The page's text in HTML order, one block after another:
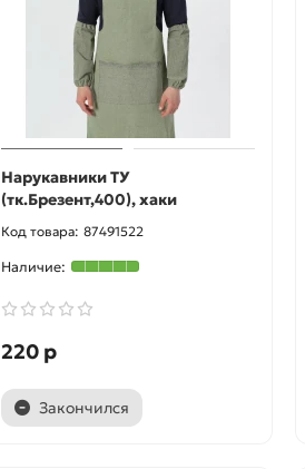
Нарукавники ТУ
(тк.Брезент,400), хаки
87491522
220 р
Закончился